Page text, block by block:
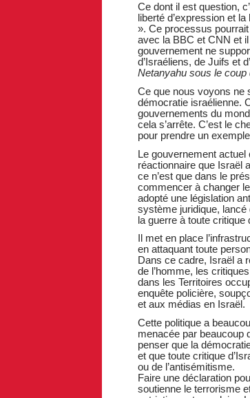
Ce dont il est question,
liberté d’expression et
». Ce processus
avec la BBC et CNN et
gouvernement ne
d’Israéliens, de Juifs et
Netanyahu sous le coup
Ce que nous voyons ne
démocratie israélienne.
gouvernements du
cela s’arrête. C’est le
pour prendre un
Le gouvernement
réactionnaire que Israël
ce n’est que dans le
commencer à changer
adopté une législation
système juridique,
la guerre à toute critique
Il met en place
en attaquant toute
Dans ce cadre, Israël a
de l’homme, les
dans les Territoires
enquête policière,
et aux médias en Israël.
Cette politique a
menacée par beaucoup
penser que la
et que toute critique
ou de l’antisémitisme.
Faire une déclaration
soutienne le terrorisme